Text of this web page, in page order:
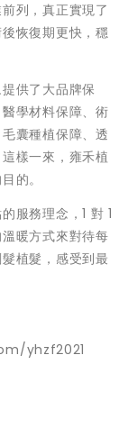
列，真正實現了
恢復期更快，穩
供了大品牌保
學材料保障、術
囊種植保障、透
樣一來，雍禾植
的。
服務理念，1 對 1
暖方式來對待每
植髮，感受到最
yhzf2021